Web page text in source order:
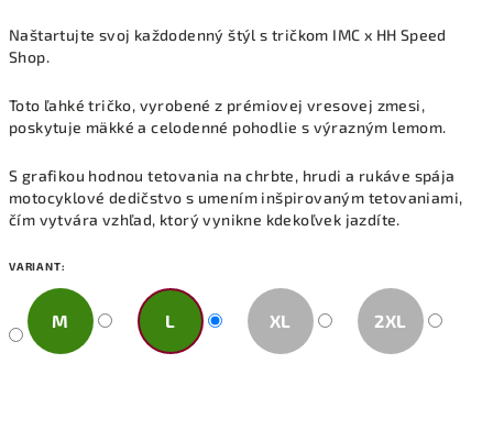
Naštartujte svoj každodenný štýl s tričkom IMC x HH Speed ​​
Shop.
Toto ľahké tričko, vyrobené z prémiovej vresovej zmesi,
poskytuje mäkké a celodenné pohodlie s výrazným lemom.
S grafikou hodnou tetovania na chrbte, hrudi a rukáve spája
motocyklové dedičstvo s umením inšpirovaným tetovaniami,
čím vytvára vzhľad, ktorý vynikne kdekoľvek jazdíte.
VARIANT:
M L XL 2XL